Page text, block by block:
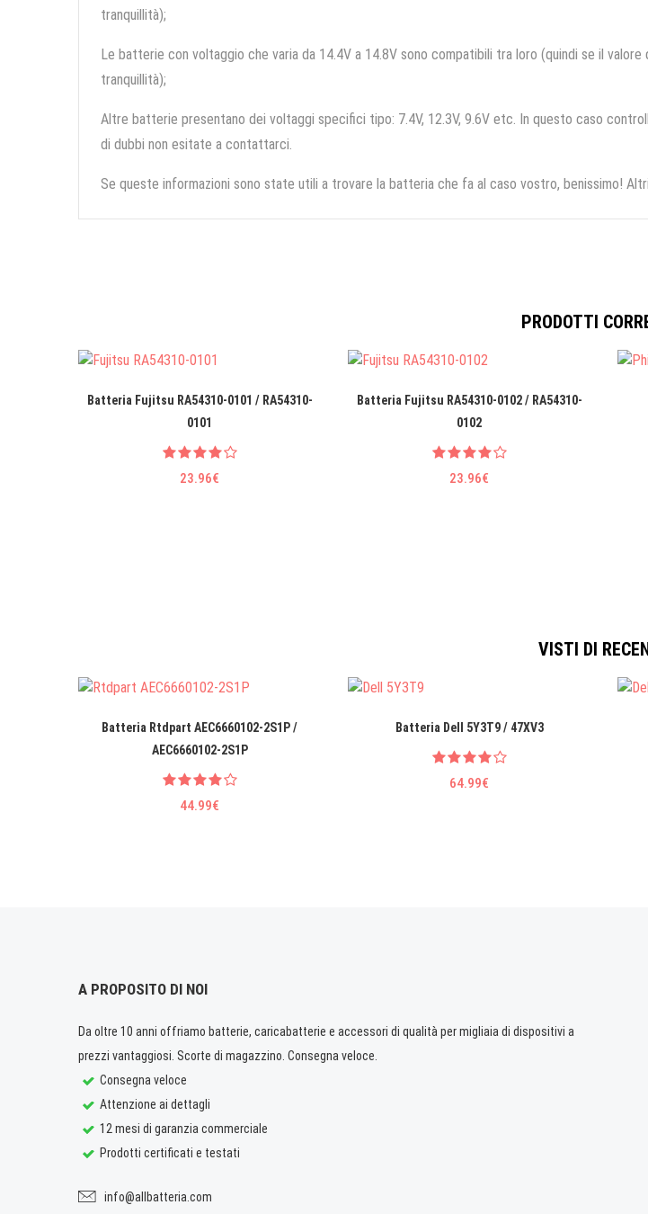
tranquillità);
Le batterie con voltaggio che varia da 14.4V a 14.8V sono compatibili tra loro (quindi se il
tranquillità);
Altre batterie presentano dei voltaggi specifici tipo: 7.4V, 12.3V, 9.6V etc. In questo caso
di dubbi non esitate a contattarci.
Se queste informazioni sono state utili a trovare la batteria che fa al caso vostro, benissimo!
PRODOTTI
Batteria Fujitsu RA54310-0101 / RA54310-
0101
23.96€
Batteria Fujitsu RA54310-0102 / RA54310-
0102
23.96€
VISTI DI
Batteria Rtdpart AEC6660102-2S1P /
AEC6660102-2S1P
44.99€
Batteria Dell 5Y3T9 / 47XV3
64.99€
A PROPOSITO DI NOI
Da oltre 10 anni offriamo batterie, caricabatterie e accessori di qualità per migliaia di dispositivi a
prezzi vantaggiosi. Scorte di magazzino. Consegna veloce.
Consegna veloce
Attenzione ai dettagli
12 mesi di garanzia commerciale
Prodotti certificati e testati
info@allbatteria.com